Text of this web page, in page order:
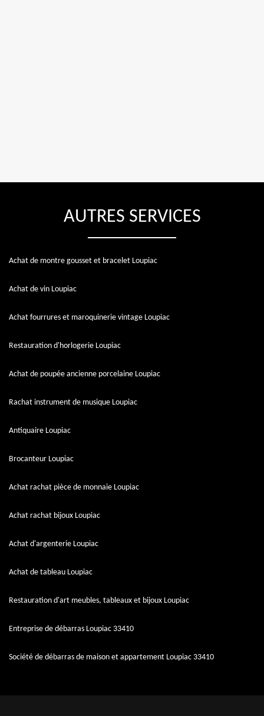
AUTRES SERVICES
Achat de montre gousset et bracelet Loupiac
Achat de vin Loupiac
Achat fourrures et maroquinerie vintage Loupiac
Restauration d'horlogerie Loupiac
Achat de poupée ancienne porcelaine Loupiac
Rachat instrument de musique Loupiac
Antiquaire Loupiac
Brocanteur Loupiac
Achat rachat pièce de monnaie Loupiac
Achat rachat bijoux Loupiac
Achat d'argenterie Loupiac
Achat de tableau Loupiac
Restauration d'art meubles, tableaux et bijoux Loupiac
Entreprise de débarras Loupiac 33410
Société de débarras de maison et appartement Loupiac 33410